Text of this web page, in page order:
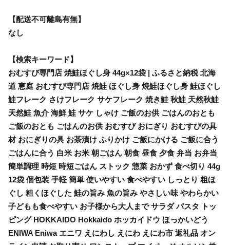
【配送不可離島有無】
なし
【検索キーワード】
おむすび専門店 焼鮭ほぐし身 44g×12袋 | ふるさと納税 北海
道 恵庭 おむすび専門店 焼鮭 ほぐし身 焼鮭ほぐし身 鮭ほぐし
鮭フレーク さけフレーク サケフレーク 焼き鮭 秋鮭 天然秋鮭
天然鮭 魚介 海鮮 鮭 サケ しゃけ ご飯のお供 ごはんのおとも
ご飯のおとも ごはんのお供 おむすび おにぎり おむすびの具
材 おにぎりの具 お茶漬け ふりかけ ご飯にかける ご飯に合う
ごはんに合う 白米 お米 朝ごはん 朝食 昼食 夕食 弁当 お弁当
簡単調理 時短 時短ごはん ストック 惣菜 おかず 食べ切り 44g
12袋 個包装 手軽 簡単 使いやすい 食べやすい しっとり 粗ほ
ぐし 粗くほぐした 鮭の旨み 魚の旨み やさしい味 やわらかい
子どもも食べやすい お子様から大人まで サラダ パスタ トッ
ピング HOKKAIDO Hokkaido ホッカイドウ ほっかいどう
ENIWA Eniwa エニワ えにわし えにわ えにわ市 返礼品 オン